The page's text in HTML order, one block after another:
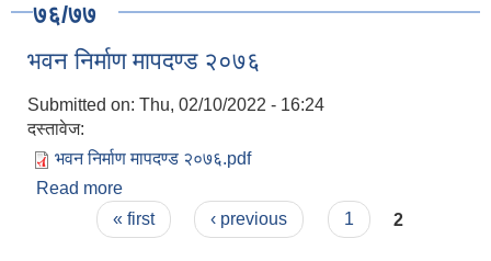
७६/७७
भवन निर्माण मापदण्ड २०७६
Submitted on: Thu, 02/10/2022 - 16:24
दस्तावेज:
भवन निर्माण मापदण्ड २०७६.pdf
Read more
Pages« first ‹ previous 1 2